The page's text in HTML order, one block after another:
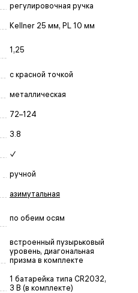
регулировочная ручка
Kellner 25 мм, PL 10 мм
1,25
с красной точкой
металлическая
72–124
3.8
✓
ручной
азимутальная
по обеим осям
встроенный пузырьковый
уровень, диагональная
призма в комплекте
1 батарейка типа CR2032,
3 В (в комплекте)